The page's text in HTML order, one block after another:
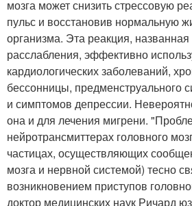
мозга может снизить стрессовую
пульс и восстановив нормальную
организма. Эта реакция,
расслабления, эффективно
кардиологических заболеваний,
бессонницы, предменструального
и симптомов депрессии.
она и для лечения мигрени.
нейротрансмиттерах головного
частицах, осуществляющих
мозга и нервной системой) тесно
возникновением приступов
доктор медицинских наук Ричард